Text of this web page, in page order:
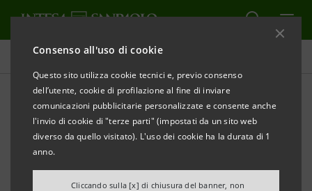
Consenso all'uso di cookie
Questo sito utilizza cookie tecnici e, previo consenso
dell’utente, cookie di profilazione al fine di inviare
comunicazioni pubblicitarie personalizzate e consente anche
l'invio di cookie di "terze parti" (impostati da un sito web
diverso da quello visitato). L'uso dei cookie ha la durata di 1
anno.
Cliccando sulla [x] di chiusura del banner, non
Area Media
Turismo, SRM: il 2023 è
stato l’anno del grande
rimbalzo post-Covid